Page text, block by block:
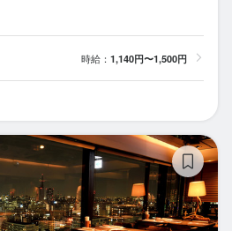
時給： 1,140円〜1,500円